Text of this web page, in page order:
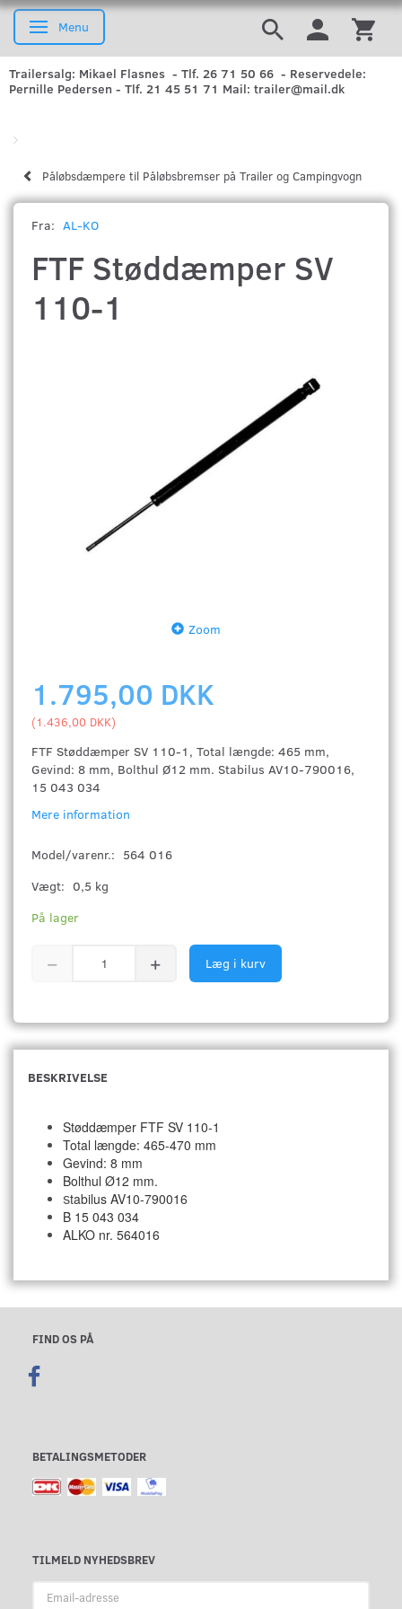
Skifte navigation
Menu
Trailersalg: Mikael Flasnes - Tlf. 26 71 50 66 - Reservedele:
Pernille Pedersen - Tlf. 21 45 51 71 Mail: trailer@mail.dk
Påløbsdæmpere til Påløbsbremser på Trailer og Campingvogn
Fra: AL-KO
FTF Støddæmper SV
110-1
Zoom
1.795,00 DKK
(1.436,00 DKK)
FTF Støddæmper SV 110-1, Total længde: 465 mm,
Gevind: 8 mm, Bolthul Ø12 mm. Stabilus AV10-790016,
15 043 034
Mere information
Model/varenr.: 564 016
Vægt: 0,5 kg
På lager
Læg i kurv
BESKRIVELSE
Støddæmper FTF SV 110-1
Total længde: 465-470 mm
Gevind: 8 mm
Bolthul Ø12 mm.
Stabilus AV10-790016
B 15 043 034
ALKO nr. 564016
FIND OS PÅ
BETALINGSMETODER
TILMELD NYHEDSBREV
adresse